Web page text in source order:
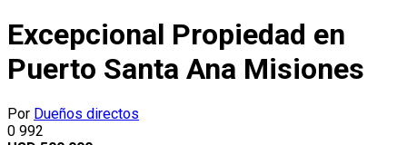
Excepcional Propiedad en
Puerto Santa Ana Misiones
Por Dueños directos
0 992